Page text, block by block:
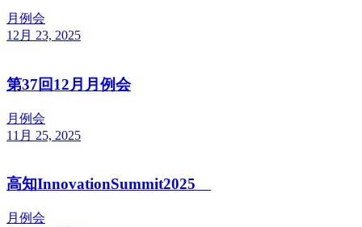
月例会
12月 23, 2025
第37回12月月例会
月例会
11月 25, 2025
高知InnovationSummit2025
月例会